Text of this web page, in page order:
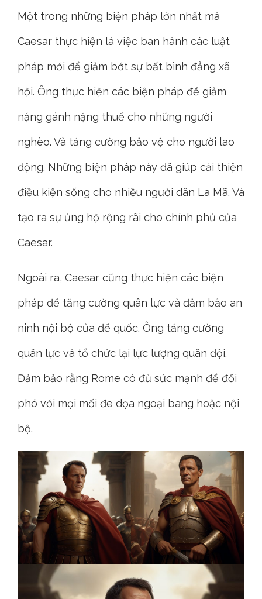
Một trong những biện pháp lớn nhất mà
Caesar thực hiện là việc ban hành các luật
pháp mới để giảm bớt sự bất bình đẳng xã
hội. Ông thực hiện các biện pháp để giảm
nặng gánh nặng thuế cho những người
nghèo. Và tăng cường bảo vệ cho người lao
động. Những biện pháp này đã giúp cải thiện
điều kiện sống cho nhiều người dân La Mã. Và
tạo ra sự ủng hộ rộng rãi cho chính phủ của
Caesar.
Ngoài ra, Caesar cũng thực hiện các biện
pháp để tăng cường quân lực và đảm bảo an
ninh nội bộ của đế quốc. Ông tăng cường
quân lực và tổ chức lại lực lượng quân đội.
Đảm bảo rằng Rome có đủ sức mạnh để đối
phó với mọi mối đe dọa ngoại bang hoặc nội
bộ.